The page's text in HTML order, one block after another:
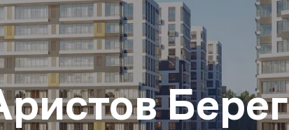
Берег